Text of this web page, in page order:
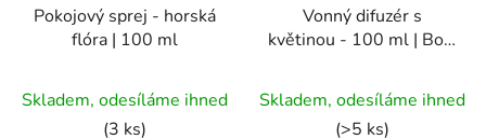
Pokojový sprej - horská
flóra | 100 ml
Skladem, odesíláme ihned
(3 ks)
Vonný difuzér s
květinou - 100 ml | Bois
Skladem, odesíláme ihned
(>5 ks)